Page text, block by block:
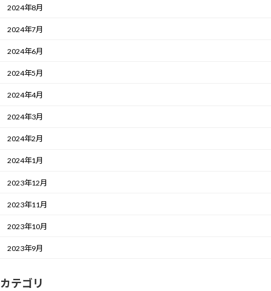
2024年8月
2024年7月
2024年6月
2024年5月
2024年4月
2024年3月
2024年2月
2024年1月
2023年12月
2023年11月
2023年10月
2023年9月
カテゴリ